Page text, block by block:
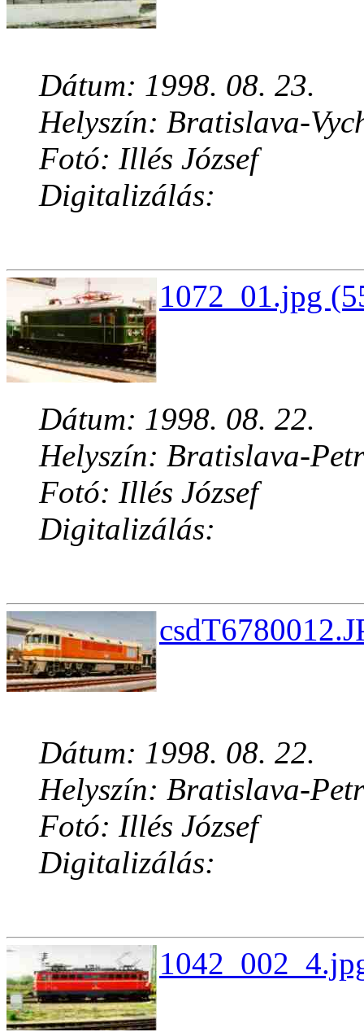
Dátum: 1998. 08. 23.
Helyszín: Bratislava-
Fotó: Illés József
Digitalizálás:
1072_01.jpg
Dátum: 1998. 08. 22.
Helyszín: Bratislava-
Fotó: Illés József
Digitalizálás:
Dátum: 1998. 08. 22.
Helyszín: Bratislava-
Fotó: Illés József
Digitalizálás: